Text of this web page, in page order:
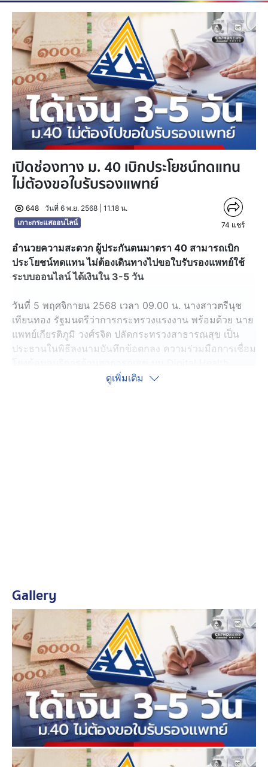
เปิดช่องทาง ม. 40 เบิกประโยชน์ทดแทน
ไม่ต้องขอใบรับรองแพทย์
648
วันที่ 6 พ.ย. 2568 | 11.18 น.
เกาะกระแสออนไลน์
74 แชร์
อำนวยความสะดวก ผู้ประกันตนมาตรา 40 สามารถเบิก
ประโยชน์ทดแทน ไม่ต้องเดินทางไปขอใบรับรองแพทย์ใช้
ระบบออนไลน์ ได้เงินใน 3-5 วัน
วันที่ 5 พฤศจิกายน 2568 เวลา 09.00 น. นางสาวตรีนุช
เทียนทอง รัฐมนตรีว่าการกระทรวงแรงงาน พร้อมด้วย นาย
แพทย์เกียรติภูมิ วงศ์รจิต ปลัดกระทรวงสาธารณสุข เป็น
ประธานในพิธีลงนามบันทึกข้อตกลง ความร่วมมือการเชื่อม
Platform ของกระทรวงสาธารณสุข กับระบบเบิกจ่าย
Health Platform เชื่อมต่อกับระบบ e-Self Service ของ
สำนักงานประกันสังคม เพื่อเพิ่มประสิทธิภาพในการให้
บริการและอำนวยความสะดวกแก่ผู้ประกันตนมาตรา 40 ให้
สามารถเข้าถึงข้อมูลสุขภาพและสิทธิประโยชน์ต่าง ๆ ได้
อย่างรวดเร็ว ปลอดภัย และโปร่งใส ความร่วมมือในครั้งนี้
ถือเป็นอีกก้าวสำคัญของการขับเคลื่อนบริการสู่ระบบดิจิทัล
อย่างเต็มรูปแบบ (Digital Government) และยกระดับ
คุณภาพชีวิตแรงงานนอกระบบ ซึ่งเป็นกลุ่มผู้ประกันตน
มาตรา 40 ให้ได้รับบริการที่มีประสิทธิภาพมากยิ่งขึ้น
โดยระบบจะเชื่อมโยงข้อมูลระหว่างสำนักงานประกันสังคม
และกระทรวงสาธารณสุขอัตโนมัติเพื่อยืนยันสิทธิประโยชน์
ดูเพิ่มเติม
Gallery